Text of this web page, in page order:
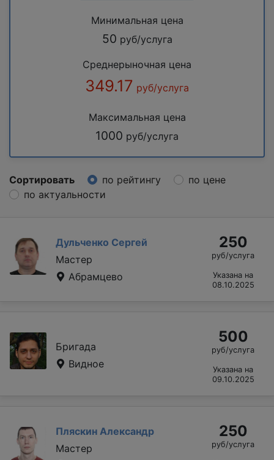
Минимальная цена
50 руб/услуга
Среднерыночная цена
349.17 руб/услуга
Максимальная цена
1000 руб/услуга
Сортировать по рейтингу
по цене
по актуальности
Дульченко Сергей
Мастер
Абрамцево
250
руб/услуга
Указана на
08.10.2025
Бригада
Видное
500
руб/услуга
Указана на
09.10.2025
Пляскин Александр
Мастер
250
руб/услуга